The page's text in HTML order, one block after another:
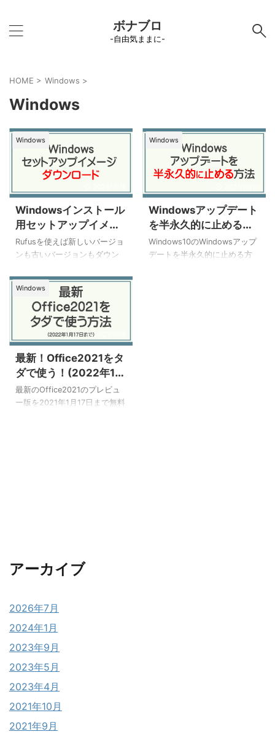
ボナブロ
-自由気ままに-
HOME > Windows >
Windows
Windows
Windowsインストール
用セットアップイメー
ジ(iso)をダウンロード
する
Rufusを使えば新しいバージョ
ンも古いバージョンもダウン
Windows
Windowsアップデート
を半永久的に止める方
法
Windows10のWindowsアップ
デートを半永久的に止める方
Windows
2021/10/6
最新！Office2021をタ
ダで使う！(2022年1月
17日まで)
最新のOffice2021のプレビュ
ー版を2021年1月17日まで無料
アーカイブ
2026年7月
2024年1月
2023年9月
2023年5月
2023年4月
2021年10月
2021年9月